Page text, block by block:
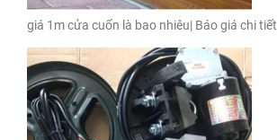
giá 1m cửa cuốn là bao nhiêu| Báo giá chi tiết